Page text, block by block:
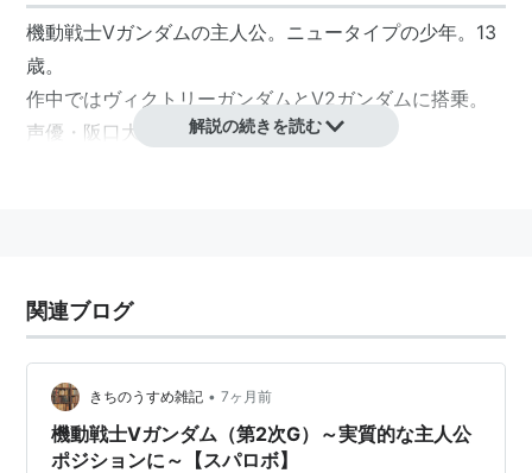
機動戦士Vガンダムの主人公。ニュータイプの少年。13
歳。
作中ではヴィクトリーガンダムとV2ガンダムに搭乗。
声優・阪口大助のデビュー役でもある。
で知り合ったカテジナ・ルースへ思慕の情を見せてい
る。カテジナは敵のザンスカール帝国に寝返り、ウッソ
と敵対した。彼がカテジナに放った「おかしいですよ、
カテジナさん！」は有名。
解説の続きを読む
関連ブログ
きちのうすめ雑記 • 7ヶ月前
機動戦士Vガンダム（第2次G）～実質的な主人公
ポジションに～【スパロボ】